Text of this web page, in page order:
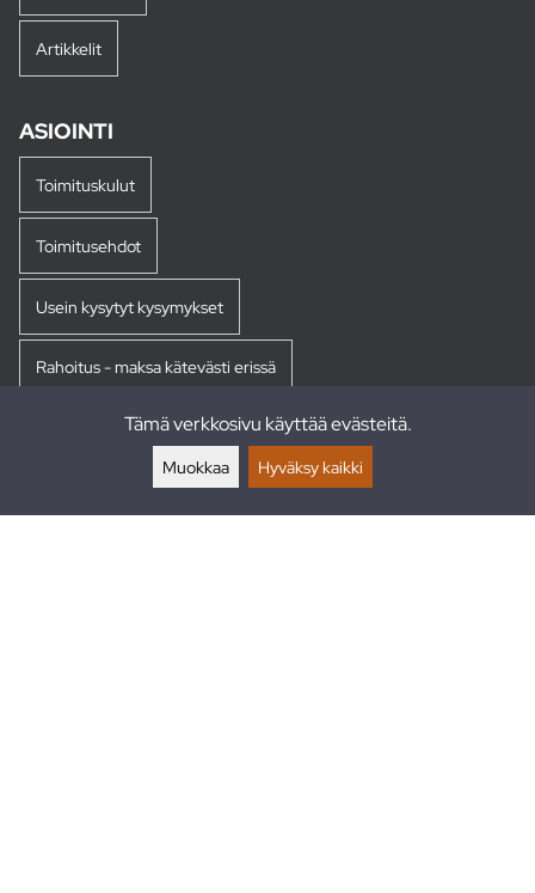
Artikkelit
ASIOINTI
Toimituskulut
Toimitusehdot
Usein kysytyt kysymykset
Rahoitus - maksa kätevästi erissä
Tämä verkkosivu käyttää evästeitä.
Muokkaa Hyväksy kaikki